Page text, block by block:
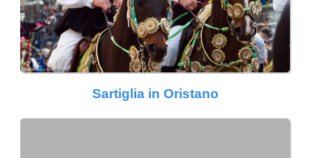
Sartiglia in Oristano